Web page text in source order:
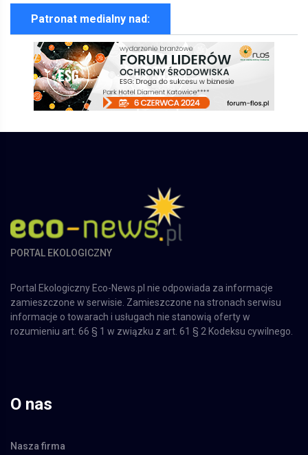
Patronat medialny nad:
Portal Ekologiczny Eco-News.pl nie odpowiada za informacje
zamieszczone w serwisie. Zamieszczone na stronach serwisu
informacje o towarach i usługach nie stanowią oferty w
O nas
Reklama w Portalu
Kontakt